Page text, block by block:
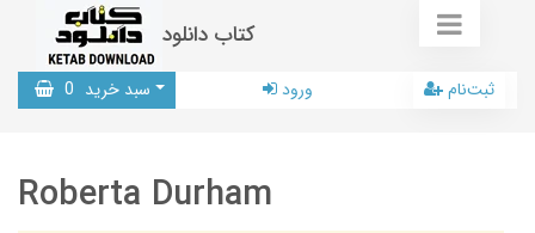
کتاب دانلود
سبد خرید 0 ورود ثبت‌نام
Roberta Durham